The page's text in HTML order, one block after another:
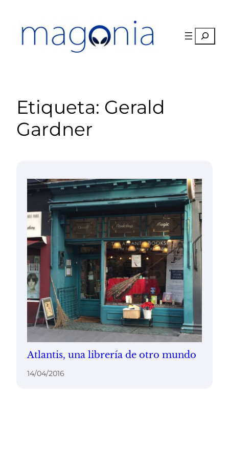
contenido
Buscar
Etiqueta: Gerald
Gardner
Atlantis, una librería de otro mundo
14/04/2016